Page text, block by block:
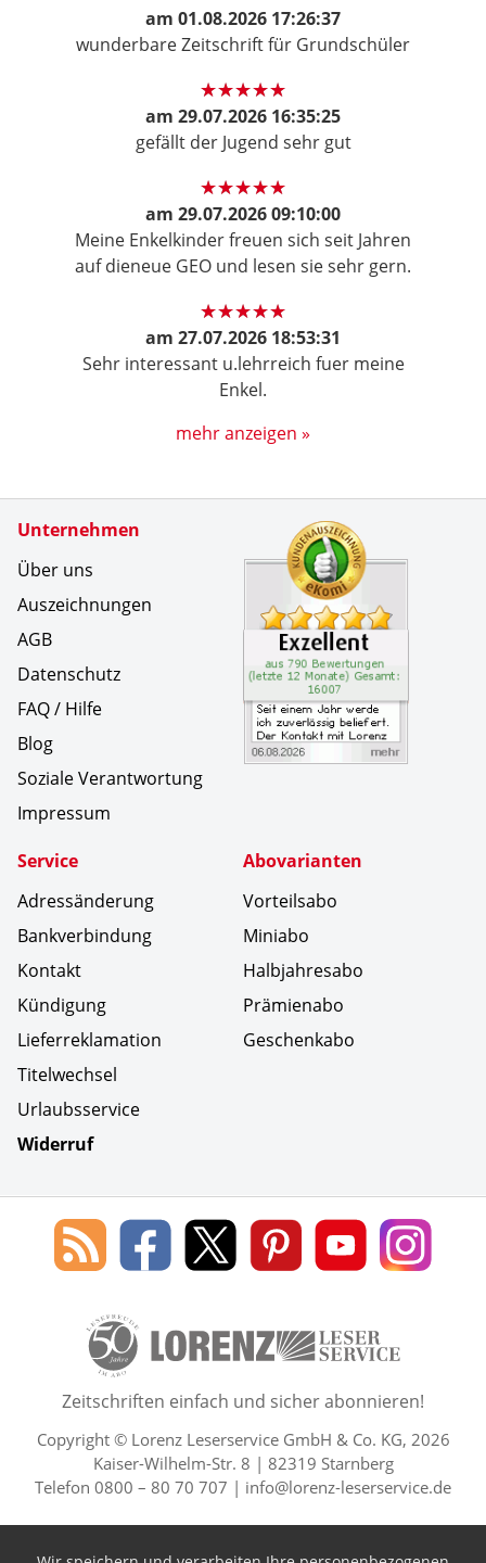
am 01.08.2026 17:26:37
wunderbare Zeitschrift für Grundschüler
am 29.07.2026 16:35:25
gefällt der Jugend sehr gut
am 29.07.2026 09:10:00
Meine Enkelkinder freuen sich seit Jahren
auf dieneue GEO und lesen sie sehr gern.
am 27.07.2026 18:53:31
Sehr interessant u.lehrreich fuer meine
Enkel.
mehr anzeigen »
Unternehmen
Über uns
Auszeichnungen
AGB
Datenschutz
FAQ / Hilfe
Blog
Soziale Verantwortung
Impressum
Service
Adressänderung
Bankverbindung
Kontakt
Kündigung
Lieferreklamation
Titelwechsel
Urlaubsservice
Widerruf
Abovarianten
Vorteilsabo
Miniabo
Halbjahresabo
Prämienabo
Geschenkabo
Zertifikate
Social Media
Blog
des
Leserservice
Lorenz
Leserservice
Lorenz
Leserservice
Lorenz
Leserservice
Lorenz
Leserservice
Lorenz
50 Lesefreude im Abo Jahre
Zeitschriften einfach und sicher abonnieren!
Copyright © Lorenz Leserservice GmbH & Co. KG, 2026
Kaiser-Wilhelm-Str. 8 | 82319 Starnberg
Telefon 0800 – 80 70 707 | info@lorenz-leserservice.de